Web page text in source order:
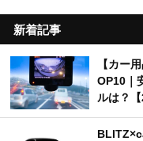
新着記事
【カー
OP10｜
ルは？【